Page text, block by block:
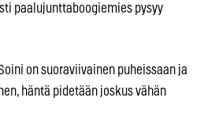
paalujunttaboogiemies pysyy
on suoraviivainen puheissaan ja
häntä pidetään joskus vähän